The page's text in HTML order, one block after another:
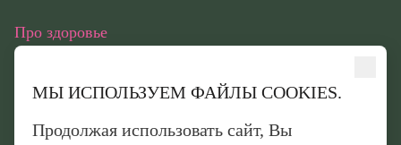
МЫ ИСПОЛЬЗУЕМ ФАЙЛЫ COOKIES.
Продолжая использовать сайт, Вы
Про здоровье
Здоровье
Иридотест